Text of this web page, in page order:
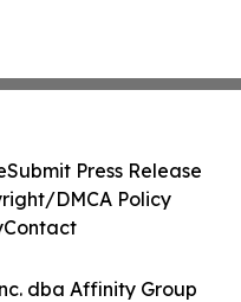
dba Affinity Group
Submit Press Release
DMCA Policy
Contact